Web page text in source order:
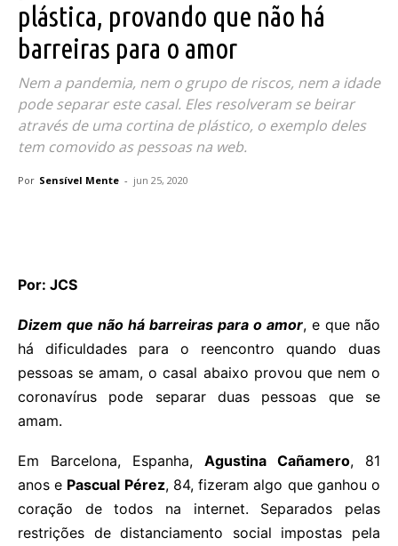
plástica, provando que não há
barreiras para o amor
Nem a pandemia, nem o grupo de riscos, nem a idade
pode separar este casal. Eles resolveram se beirar
através de uma cortina de plástico, o exemplo deles
tem comovido as pessoas na web.
Por Sensível Mente - jun 25, 2020
Por: JCS
Dizem que não há barreiras para o amor, e que não
há dificuldades para o reencontro quando duas
pessoas se amam, o casal abaixo provou que nem o
coronavírus pode separar duas pessoas que se
amam.
Em Barcelona, Espanha, Agustina Cañamero, 81
anos e Pascual Pérez, 84, fizeram algo que ganhou o
coração de todos na internet. Separados pelas
restrições de distanciamento social impostas pela